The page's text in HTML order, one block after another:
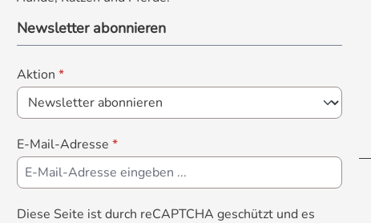
Newsletter abonnieren
Aktion *
E-Mail-Adresse *
Diese Seite ist durch reCAPTCHA geschützt und es